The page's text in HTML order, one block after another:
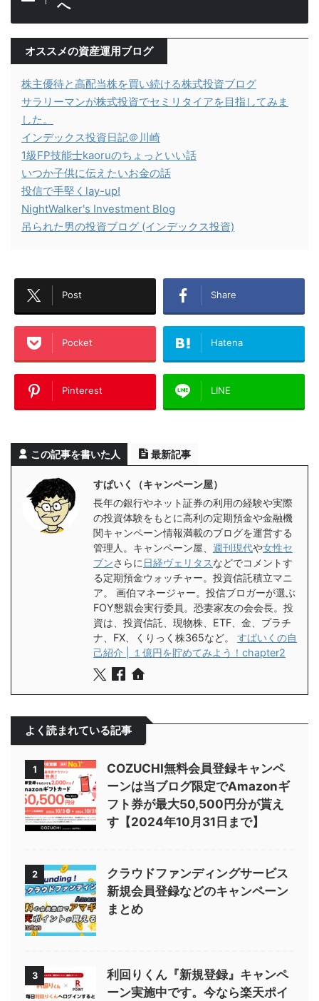
へ
オススメの資産運用ブログ
株主優待と高配当株を買い続ける株式投資ブログ
サラリーマンが株式投資でセミリタイアを目指してみま
した。
インデックス投資日記＠川崎
1級FP技能士kaoruのちょっといい話
いつか子供に伝えたいお金の話
投信で手堅くlay-up!
NightWalker's Investment Blog
吊られた男の投資ブログ (インデックス投資)
Post Share
Pocket Hatena
Pinterest LINE
この記事を書いた人 最新記事
すぱいく（キャンペーン屋）
長年の銀行やネット証券の利用の経験や実際
の投資体験をもとに高利の定期預金や金融機
関キャンペーン情報満載のブログを運営する
管理人。キャンペーン屋、 週刊現代や女性セ
ブンさらに 日経ヴェリタスなどでコメントす
る定期預金ウォッチャー。投資信託積立マニ
ア。 画伯マネージャー。投信ブロガーが選ぶ
FOY懇親会実行委員。恐妻家友の会会長。投
資は、投資信託、現物株、ETF、金、プラチ
ナ、FX、くりっく株365など。 すぱいくの自
己紹介 | １億円を貯めてみよう！chapter2
よく読まれている記事
1
COZUCHI無料会員登録キャンペ
ーンは当ブログ限定でAmazonギ
フト券が最大50,500円分が貰え
す【2024年10月31日まで】
2
クラウドファンディングサービス
新規会員登録などのキャンペーン
まとめ
3
利回りくん『新規登録』キャンペ
ーン実施中です。今なら楽天ポイ